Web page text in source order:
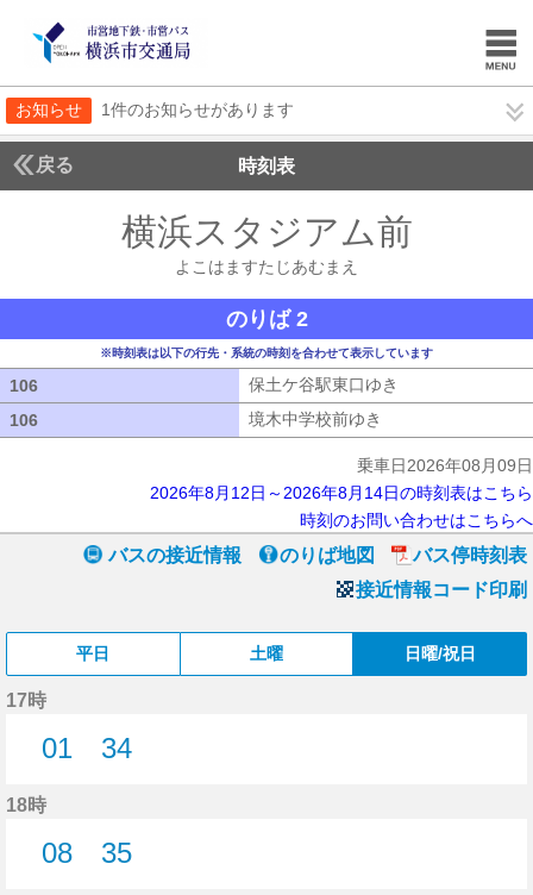
お知らせ 1件のお知らせがあります
戻る 時刻表
横浜スタジアム前
よこはますたじあむまえ
のりば 2
※時刻表は以下の行先・系統の時刻を合わせて表示しています
106 保土ケ谷駅東口ゆき
106
境木中学校前ゆき
乗車日2026年08月09日
2026年8月12日～2026年8月14日の時刻表はこちら
時刻のお問い合わせはこちらへ
バスの接近情報 のりば地図
バス停時刻表
接近情報コード印刷
平日 土曜 日曜/祝日
17時
01
34
18時
08
35